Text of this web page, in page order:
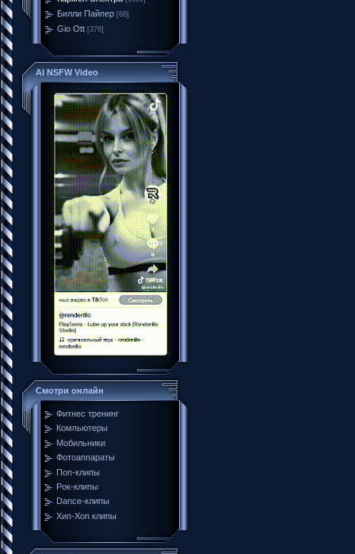
Билли Пайпер [66]
Gio Ott [376]
AI NSFW Video
Смотри онлайн
Фитнес тренинг
Компьютеры
Мобильники
Фотоаппараты
Поп-клипы
Рок-клипы
Dance-клипы
Хип-Хоп клипы